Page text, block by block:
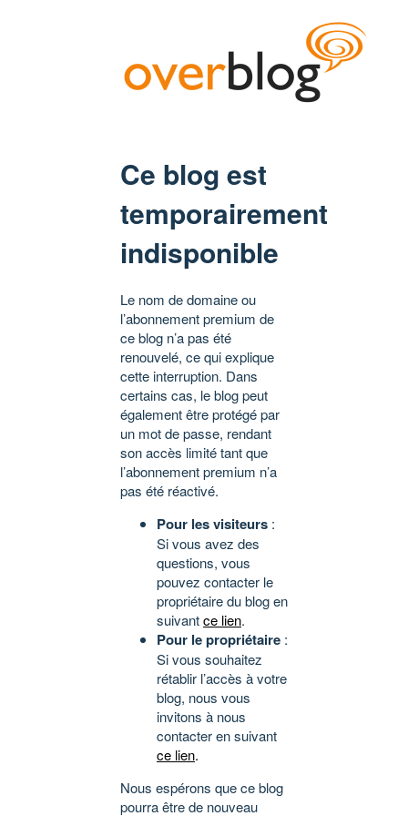
Ce blog est
temporairement
indisponible
Le nom de domaine ou
l’abonnement premium de
ce blog n’a pas été
renouvelé, ce qui explique
cette interruption. Dans
certains cas, le blog peut
également être protégé par
un mot de passe, rendant
son accès limité tant que
l’abonnement premium n’a
pas été réactivé.
Pour les visiteurs :
Si vous avez des
questions, vous
pouvez contacter le
propriétaire du blog en
suivantce lien.
Pour le propriétaire :
Si vous souhaitez
rétablir l’accès à votre
blog, nous vous
invitons à nous
contacter en suivant
ce lien.
Nous espérons que ce blog
pourra être de nouveau